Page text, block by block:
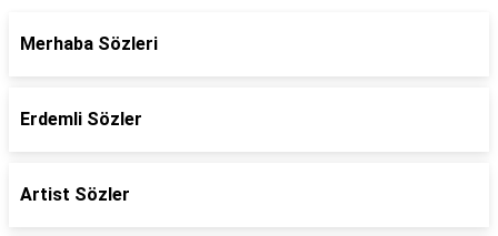
Merhaba Sözleri
Erdemli Sözler
Artist Sözler